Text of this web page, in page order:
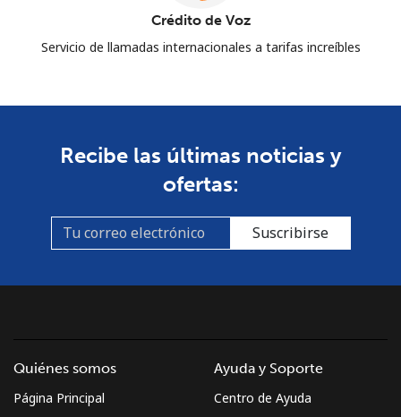
Crédito de Voz
Servicio de llamadas internacionales a tarifas increíbles
Recibe las últimas noticias y
ofertas:
Suscribirse
Quiénes somos
Página Principal
Ayuda y Soporte
Centro de Ayuda